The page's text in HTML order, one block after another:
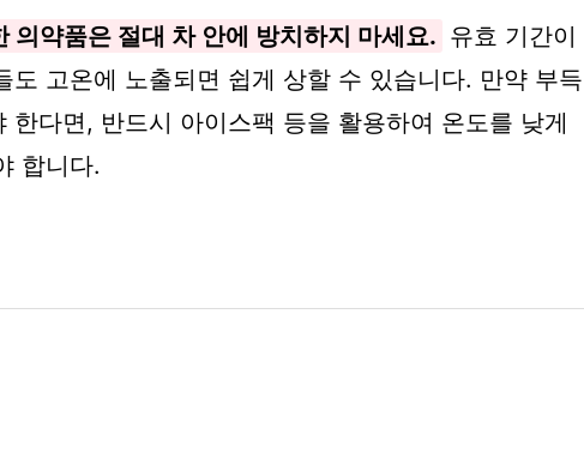
의약품은 절대 차 안에 방치하지 마세요. 유효 기간이
도 고온에 노출되면 쉽게 상할 수 있습니다. 만약 부득
한다면, 반드시 아이스팩 등을 활용하여 온도를 낮게
합니다.